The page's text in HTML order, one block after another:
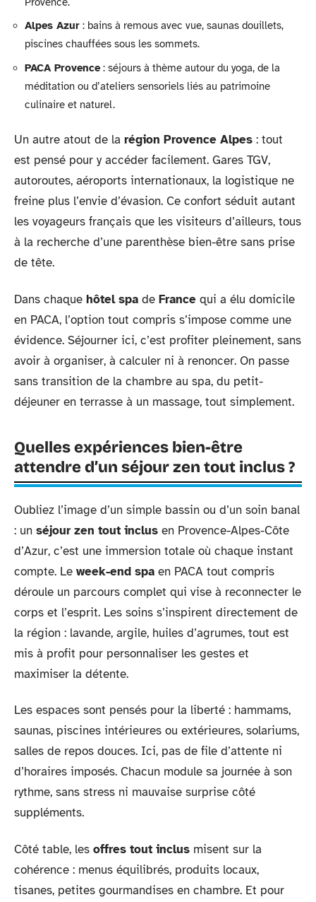
Alpes Azur : bains à remous avec vue, saunas douillets,
piscines chauffées sous les sommets.
PACA Provence: séjours à thème autour du yoga, de la
méditation ou d’ateliers sensoriels liés au patrimoine
culinaire et naturel.
Un autre atout de la région Provence Alpes : tout
est pensé pour y accéder facilement. Gares TGV,
autoroutes, aéroports internationaux, la logistique ne
freine plus l’envie d’évasion. Ce confort séduit autant
les voyageurs français que les visiteurs d’ailleurs, tous
à la recherche d’une parenthèse bien-être sans prise
de tête.
Dans chaque hôtel spa de France qui a élu domicile
en PACA, l’option tout compris s’impose comme une
évidence. Séjourner ici, c’est profiter pleinement, sans
avoir à organiser, à calculer ni à renoncer. On passe
sans transition de la chambre au spa, du petit-
déjeuner en terrasse à un massage, tout simplement.
Quelles expériences bien-être
attendre d’un séjour zen tout inclus ?
Oubliez l’image d’un simple bassin ou d’un soin banal
: un séjour zen tout inclus en Provence-Alpes-Côte
d’Azur, c’est une immersion totale où chaque instant
compte. Le week-end spa en PACA tout compris
déroule un parcours complet qui vise à reconnecter le
corps et l’esprit. Les soins s’inspirent directement de
la région : lavande, argile, huiles d’agrumes, tout est
mis à profit pour personnaliser les gestes et
maximiser la détente.
Les espaces sont pensés pour la liberté : hammams,
saunas, piscines intérieures ou extérieures, solariums,
salles de repos douces. Ici, pas de file d’attente ni
d’horaires imposés. Chacun module sa journée à son
rythme, sans stress ni mauvaise surprise côté
suppléments.
Côté table, les offres tout inclus misent sur la
cohérence : menus équilibrés, produits locaux,
tisanes, petites gourmandises en chambre. Et pour